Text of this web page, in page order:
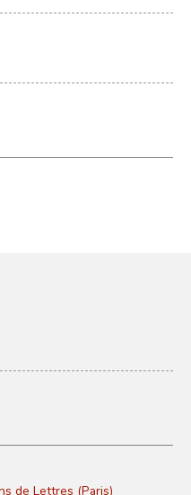
de Lettres (Paris)